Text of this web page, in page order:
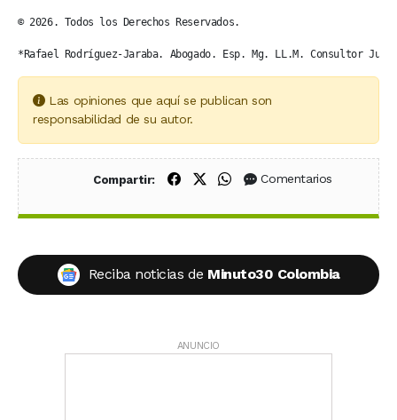
© 2026. Todos los Derechos Reservados.
*Rafael Rodríguez-Jaraba. Abogado. Esp. Mg. LL.M. Consultor
Las opiniones que aquí se publican son
responsabilidad de su autor.
Compartir: Compartir en Facebook
Compartir en X (Twitter)
Compartir en WhatsApp
Comentarios
Reciba noticias de Minuto30 Colombia
ANUNCIO